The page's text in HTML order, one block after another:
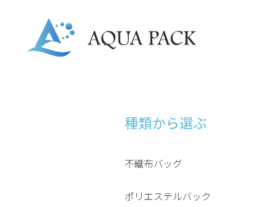
種類から選ぶ
不織布バッグ
ポリエステルバック